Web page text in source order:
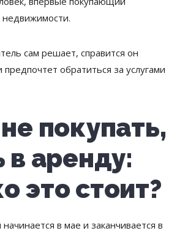
сам решает, справится он
обратиться за услугами
покупать,
в аренду:
это стоит?
в мае и заканчивается в